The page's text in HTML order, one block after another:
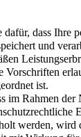
dass Ihre
und
Vorschriften
ist.
im Rahmen der
werden, wird